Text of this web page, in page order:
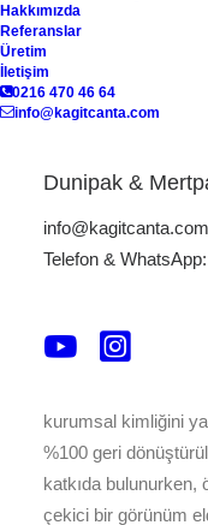
Hakkımızda
Referanslar
Üretim
İletişim
0216 470 46 64
info@kagitcanta.com
Dunipak &
info@kagitcanta.com
Telefon &
Ana Sayfa
Şişe Kutusu
Çevre dostu,
şişeler için özel
güvenli taşıma hem
kurumsal kimliğini
%100 geri
katkıda bulunurken,
çekici bir görünüm